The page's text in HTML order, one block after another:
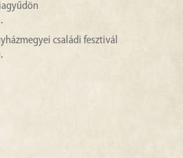
családi fesztivál